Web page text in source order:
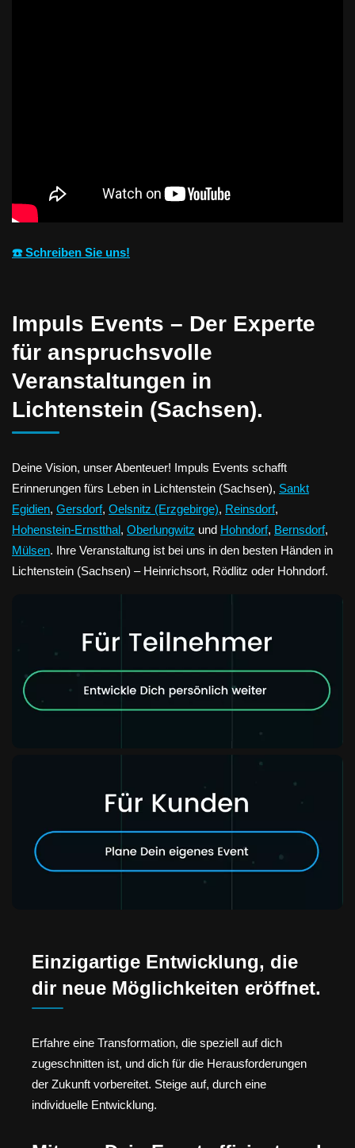
☎️ Schreiben Sie uns!
Impuls Events – Der Experte
für anspruchsvolle
Veranstaltungen in
Lichtenstein (Sachsen).
Deine Vision, unser Abenteuer! Impuls Events schafft
Erinnerungen fürs Leben in Lichtenstein (Sachsen), Sankt
Egidien, Gersdorf, Oelsnitz (Erzgebirge), Reinsdorf,
Hohenstein-Ernstthal, Oberlungwitz und Hohndorf, Bernsdorf,
Mülsen. Ihre Veranstaltung ist bei uns in den besten Händen in
Lichtenstein (Sachsen) – Heinrichsort, Rödlitz oder Hohndorf.
Einzigartige Entwicklung, die
dir neue Möglichkeiten eröffnet.
Erfahre eine Transformation, die speziell auf dich
zugeschnitten ist, und dich für die Herausforderungen
der Zukunft vorbereitet. Steige auf, durch eine
individuelle Entwicklung.